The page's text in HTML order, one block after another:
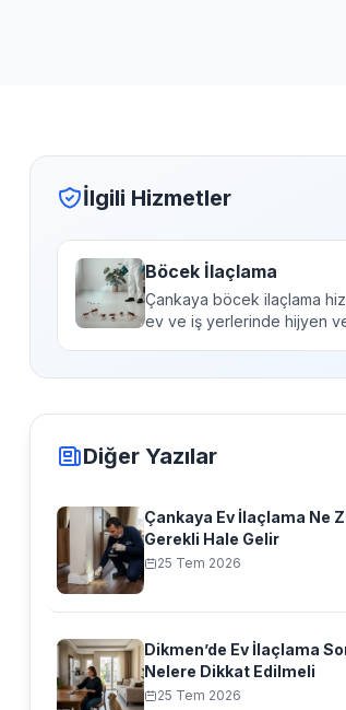
İlgili Hizmetler
Böcek İlaçlama
Çankaya böcek ilaçlama
ev ve iş yerlerinde hijyen
Diğer Yazılar
Çankaya Ev İlaçlama Ne
Gerekli Hale Gelir
25 Tem 2026
Dikmen’de Ev İlaçlama
Nelere Dikkat Edilmeli
25 Tem 2026